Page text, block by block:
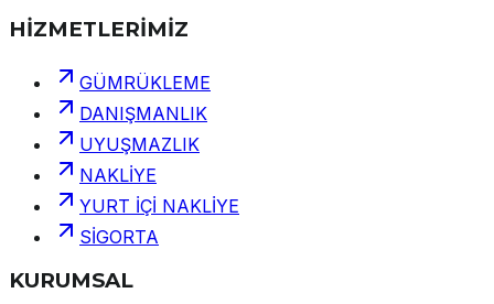
HİZMETLERİMİZ
GÜMRÜKLEME
DANIŞMANLIK
UYUŞMAZLIK
NAKLİYE
YURT İÇİ NAKLİYE
SİGORTA
KURUMSAL